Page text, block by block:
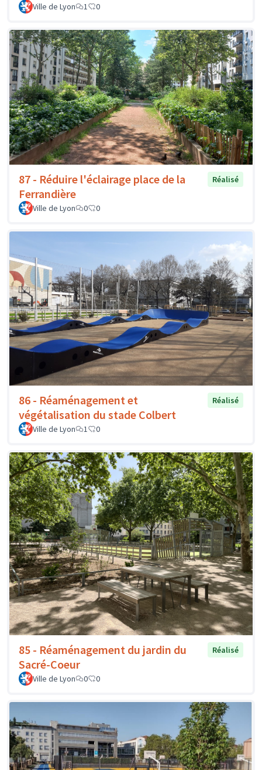
Ville de Lyon 1 0
87 - Réduire l'éclairage place de la
Ferrandière
Réalisé
Ville de Lyon 0 0
86 - Réaménagement et
végétalisation du stade Colbert
Réalisé
Ville de Lyon 1 0
85 - Réaménagement du jardin du
Sacré-Coeur
Réalisé
Ville de Lyon 0 0